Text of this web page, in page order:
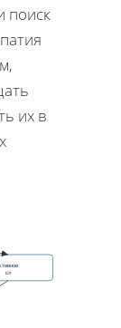
поиск
их в
сл